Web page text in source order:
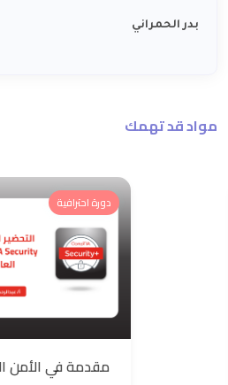
بدر الحمراني
مواد قد تهمك
دورة احترافية
مقدمة في الأمن